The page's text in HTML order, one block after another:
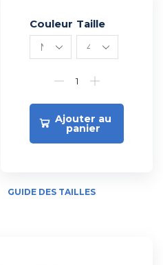
Couleur Taille
Ajouter au
panier
Alternative:
GUIDE DES TAILLES